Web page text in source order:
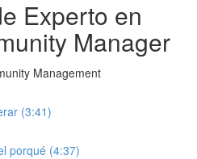
Experto en
Manager
Management
(3:41)
porqué (4:37)